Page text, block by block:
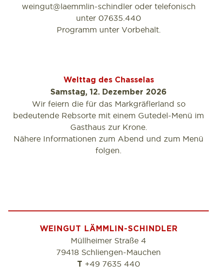
weingut@laemmlin-schindler oder telefonisch
unter 07635.440
Programm unter Vorbehalt.
Welttag des Chasselas
Samstag, 12. Dezember 2026
Wir feiern die für das Markgräflerland so
bedeutende Rebsorte mit einem Gutedel-Menü im
Gasthaus zur Krone.
Nähere Informationen zum Abend und zum Menü
folgen.
WEINGUT LÄMMLIN-SCHINDLER
Müllheimer Straße 4
79418 Schliengen-Mauchen
T +49 7635 440